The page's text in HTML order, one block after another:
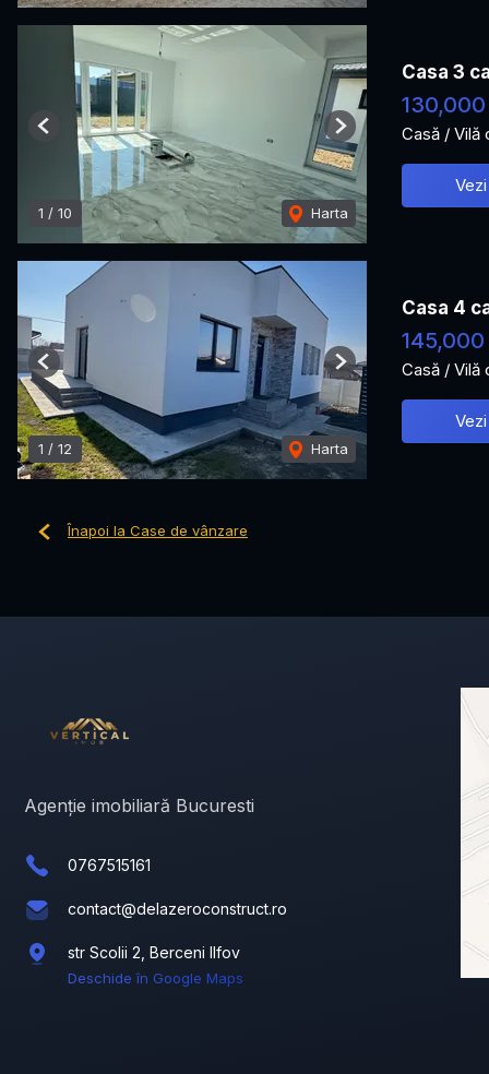
1 / 10 Harta
Previous Next
Casa 3
Casă / Vilă
1 / 12 Harta
Previous Next
Casa 4
145,000
Casă / Vilă
Înapoi la Case de vânzare
Agenție imobiliară Bucuresti
0767515161
contact@delazeroconstruct.ro
str Scolii 2, Berceni Ilfov
Deschide în Google Maps